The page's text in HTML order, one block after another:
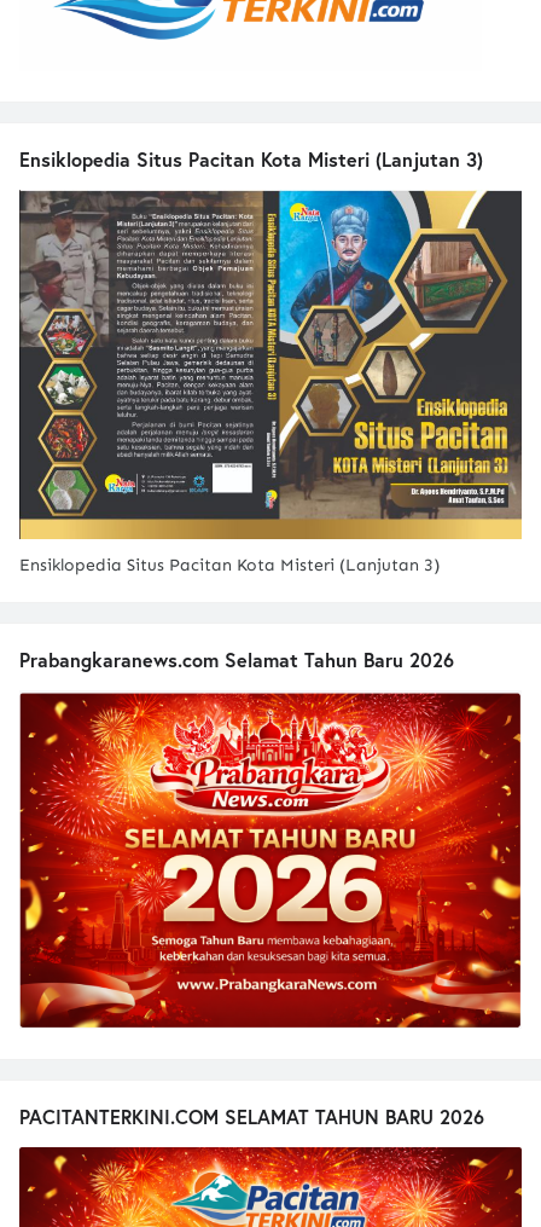
Ensiklopedia Situs Pacitan Kota Misteri (Lanjutan 3)
Ensiklopedia Situs Pacitan Kota Misteri (Lanjutan 3)
Prabangkaranews.com Selamat Tahun Baru 2026
PACITANTERKINI.COM SELAMAT TAHUN BARU 2026